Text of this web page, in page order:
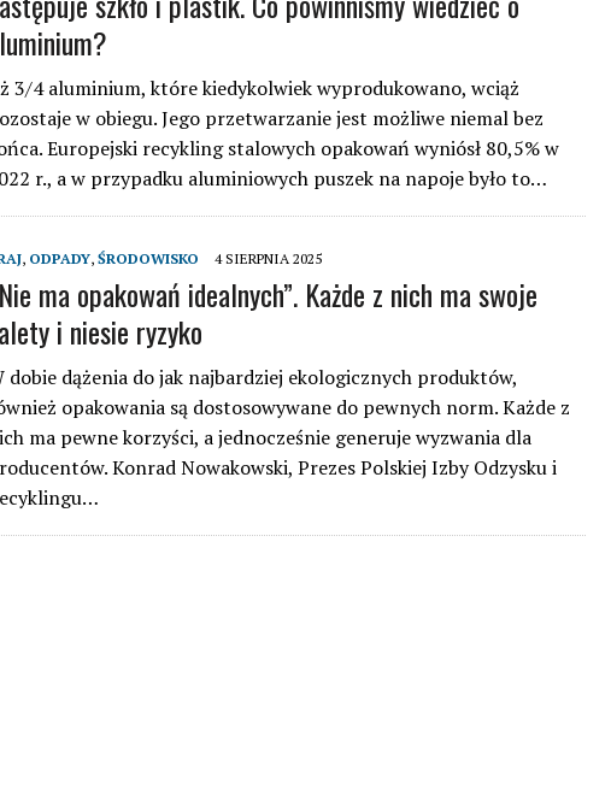
3/4 aluminium, które kiedykolwiek wyprodukowano, wciąż
w obiegu. Jego przetwarzanie jest możliwe niemal bez
Europejski recykling stalowych opakowań wyniósł 80,5% w
r., a w przypadku aluminiowych puszek na napoje było to…
, ODPADY, ŚRODOWISKO 4 SIERPNIA 2025
ma opakowań idealnych”. Każde z nich ma swoje
i niesie ryzyko
dobie dążenia do jak najbardziej ekologicznych produktów,
opakowania są dostosowywane do pewnych norm. Każde z
ma pewne korzyści, a jednocześnie generuje wyzwania dla
Konrad Nowakowski, Prezes Polskiej Izby Odzysku i